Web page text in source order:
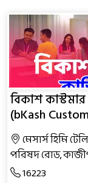
বিকাশ
(bKash
মেসার্স হিমি
পরিষদ রোড,
16223